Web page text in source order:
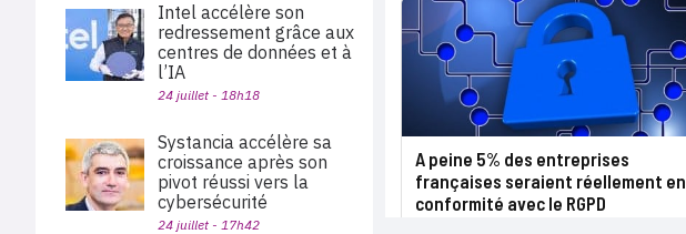
A peine 5% des entreprises
françaises seraient réellement en
conformité avec le RGPD
Intel accélère son
redressement grâce aux
centres de données et à
l’IA
24 juillet - 18h18
Systancia accélère sa
croissance après son
pivot réussi vers la
cybersécurité
24 juillet - 17h42